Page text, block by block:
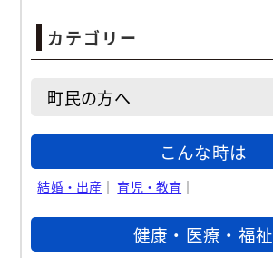
カテゴリー
町民の方へ
こんな時は
結婚・出産 ｜育児・教育 ｜
健康・医療・福祉